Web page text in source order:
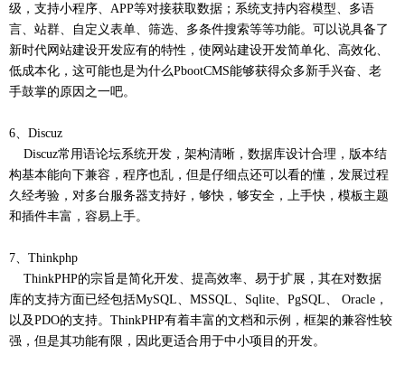
级，支持小程序、APP等对接获取数据；系统支持内容模型、多语
言、站群、自定义表单、筛选、多条件搜索等等功能。可以说具备了
新时代网站建设开发应有的特性，使网站建设开发简单化、高效化、
低成本化，这可能也是为什么PbootCMS能够获得众多新手兴奋、老
手鼓掌的原因之一吧。
6、Discuz
Discuz常用语论坛系统开发，架构清晰，数据库设计合理，版本结
构基本能向下兼容，程序也乱，但是仔细点还可以看的懂，发展过程
久经考验，对多台服务器支持好，够快，够安全，上手快，模板主题
和插件丰富，容易上手。
7、Thinkphp
ThinkPHP的宗旨是简化开发、提高效率、易于扩展，其在对数据
库的支持方面已经包括MySQL、MSSQL、Sqlite、PgSQL、 Oracle，
以及PDO的支持。ThinkPHP有着丰富的文档和示例，框架的兼容性较
强，但是其功能有限，因此更适合用于中小项目的开发。